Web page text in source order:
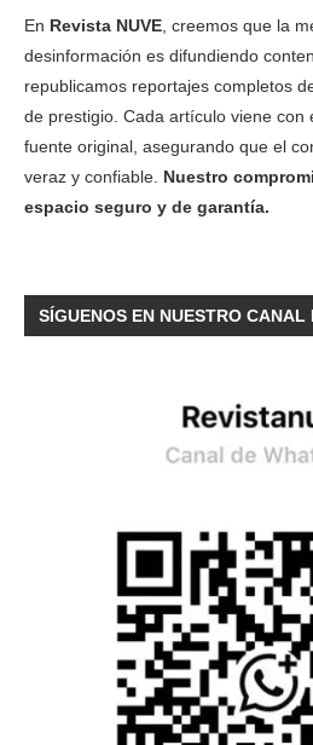
En Revista NUVE , creemos que la
desinformación es difundiendo
republicamos reportajes completos
de prestigio. Cada artículo viene con
fuente original, asegurando que el
veraz y confiable. Nuestro
espacio seguro y de garantía.
SÍGUENOS EN NUESTRO CANAL